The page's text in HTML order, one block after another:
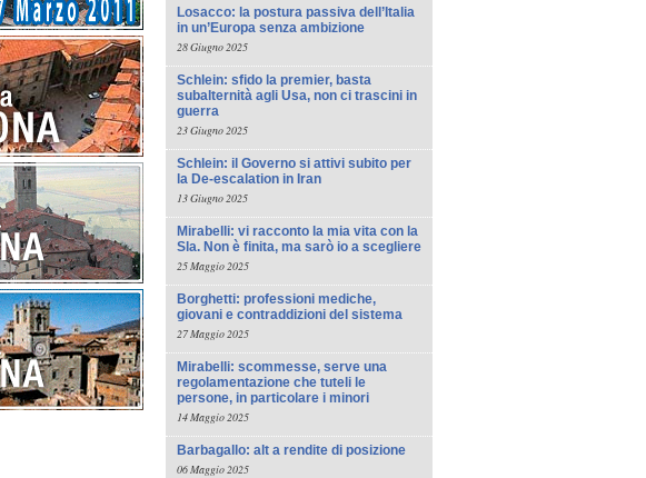
Losacco: la postura passiva dell’Italia
in un’Europa senza ambizione
28 Giugno 2025
Schlein: sfido la premier, basta
subalternità agli Usa, non ci trascini in
guerra
23 Giugno 2025
Schlein: il Governo si attivi subito per
la De-escalation in Iran
13 Giugno 2025
Mirabelli: vi racconto la mia vita con la
Sla. Non è finita, ma sarò io a scegliere
25 Maggio 2025
Borghetti: professioni mediche,
giovani e contraddizioni del sistema
27 Maggio 2025
Mirabelli: scommesse, serve una
regolamentazione che tuteli le
persone, in particolare i minori
14 Maggio 2025
Barbagallo: alt a rendite di posizione
06 Maggio 2025